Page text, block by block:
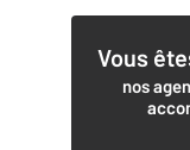
Vous
nos